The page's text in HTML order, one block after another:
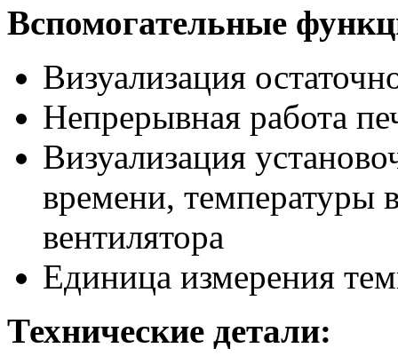
Вспомогательные
Визуализация
Непрерывная работа
Визуализация
времени, температуры
вентилятора
Единица измерения
Технические детали: